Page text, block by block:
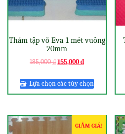
Thảm tập võ Eva 1 mét vuông
20mm
185,000₫155,000₫
Lựa chọn các tùy chọn
GIẢM GIÁ!